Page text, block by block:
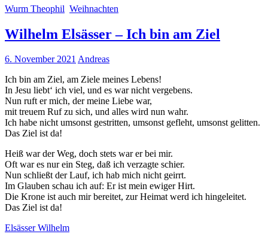
Wurm Theophil Weihnachten
Wilhelm Elsässer – Ich bin am Ziel
6. November 2021 Andreas
Ich bin am Ziel, am Ziele meines Lebens!
In Jesu liebt‘ ich viel, und es war nicht vergebens.
Nun ruft er mich, der meine Liebe war,
mit treuem Ruf zu sich, und alles wird nun wahr.
Ich habe nicht umsonst gestritten, umsonst gefleht, umsonst gelitten.
Das Ziel ist da!
Heiß war der Weg, doch stets war er bei mir.
Oft war es nur ein Steg, daß ich verzagte schier.
Nun schließt der Lauf, ich hab mich nicht geirrt.
Im Glauben schau ich auf: Er ist mein ewiger Hirt.
Die Krone ist auch mir bereitet, zur Heimat werd ich hingeleitet.
Das Ziel ist da!
Elsässer Wilhelm